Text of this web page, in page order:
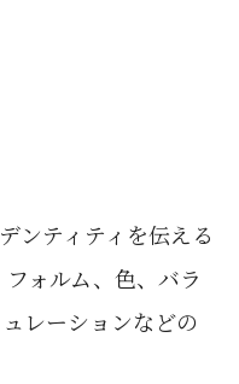
ンティティを伝える
ォルム、色、バラ
レーションなどの